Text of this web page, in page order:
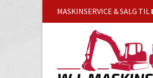
MASKINSERVICE & SALG TIL